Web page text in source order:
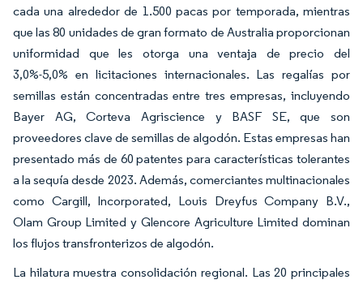
cada una alrededor de 1.500 pacas por temporada, mientras
que las 80 unidades de gran formato de Australia proporcionan
uniformidad que les otorga una ventaja de precio del
3,0%-5,0% en licitaciones internacionales. Las regalías por
semillas están concentradas entre tres empresas, incluyendo
Bayer AG, Corteva Agriscience y BASF SE, que son
proveedores clave de semillas de algodón. Estas empresas han
presentado más de 60 patentes para características tolerantes
a la sequía desde 2023. Además, comerciantes multinacionales
como Cargill, Incorporated, Louis Dreyfus Company B.V.,
Olam Group Limited y Glencore Agriculture Limited dominan
los flujos transfronterizos de algodón.
La hilatura muestra consolidación regional. Las 20 principales